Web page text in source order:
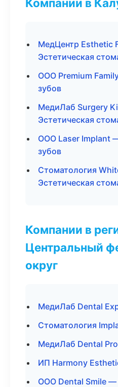
Компании в
МедЦентр Esthetic
Эстетическая
ООО Premium
зубов
МедиЛаб Surgery
Эстетическая
ООО Laser Implant
зубов
Стоматология
Эстетическая
Компании в
Центральный
округ
МедиЛаб Dental
Стоматология
МедиЛаб Dental
ИП Harmony
ООО Dental Smile —